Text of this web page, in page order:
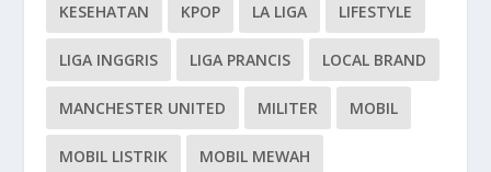
KESEHATAN KPOP LA LIGA LIFESTYLE
LIGA INGGRIS LIGA PRANCIS LOCAL BRAND
MANCHESTER UNITED MILITER MOBIL
MOBIL LISTRIK MOBIL MEWAH